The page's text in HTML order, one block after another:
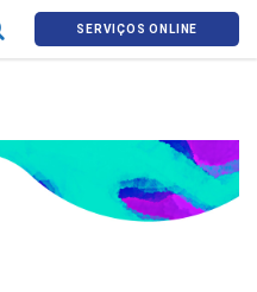
SERVIÇOS ONLINE